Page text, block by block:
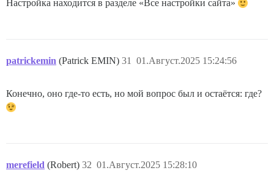
Настройка находится в разделе «Все настройки сайта»
patrickemin (Patrick EMIN) 01.Август.2025 15:24:56
31
Конечно, оно где-то есть, но мой вопрос был и остаётся: где?
merefield (Robert) 01.Август.2025 15:28:10
32